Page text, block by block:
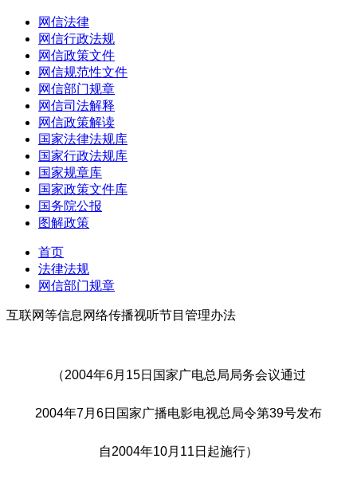
网信法律
网信行政法规
网信政策文件
网信规范性文件
网信部门规章
网信司法解释
网信政策解读
国家法律法规库
国家行政法规库
国家规章库
国家政策文件库
国务院公报
图解政策
首页
法律法规
网信部门规章
互联网等信息网络传播视听节目管理办法
（2004年6月15日国家广电总局局务会议通过
2004年7月6日国家广播电影电视总局令第39号发布
自2004年10月11日起施行）